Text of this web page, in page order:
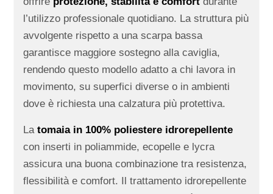
l’utilizzo professionale quotidiano. La struttura più
avvolgente rispetto a una scarpa bassa
garantisce maggiore sostegno alla caviglia,
rendendo questo modello adatto a chi lavora in
movimento, su superfici diverse o in ambienti
dove è richiesta una calzatura più protettiva.
Latomaia in 100% poliestere idrorepellente
con inserti in poliammide, ecopelle e lycra
assicura una buona combinazione tra resistenza,
flessibilità e comfort. Il trattamento idrorepellente